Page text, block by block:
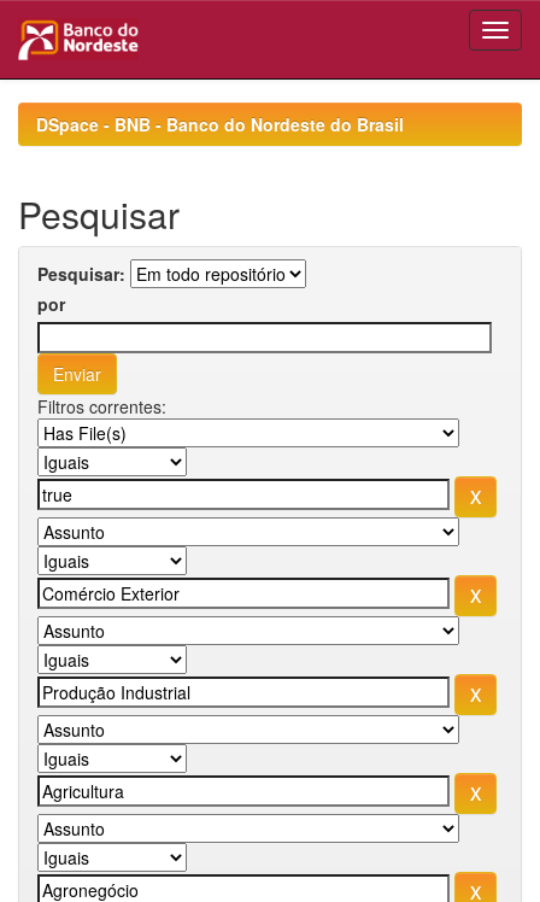
navigationDSpace - BNB - Banco do Nordeste do Brasil
Pesquisar
Pesquisar:
por
Filtros correntes: